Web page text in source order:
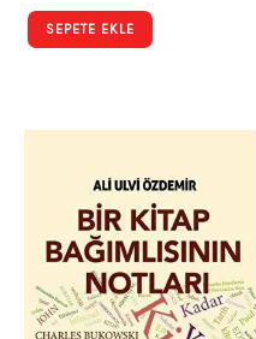
SEPETE EKLE